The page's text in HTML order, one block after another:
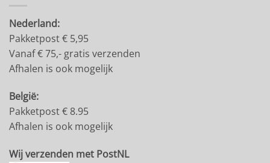
Nederland:
Pakketpost € 5,95
Vanaf € 75,- gratis verzenden
Afhalen is ook mogelijk
België:
Pakketpost € 8.95
Afhalen is ook mogelijk
Wij verzenden met PostNL